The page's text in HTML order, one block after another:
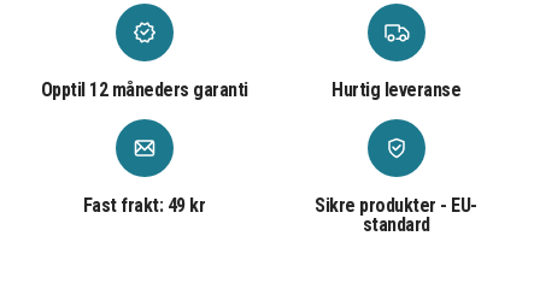
Opptil 12 måneders garanti Hurtig leveranse
Fast frakt: 49 kr
Sikre produkter - EU-
standard